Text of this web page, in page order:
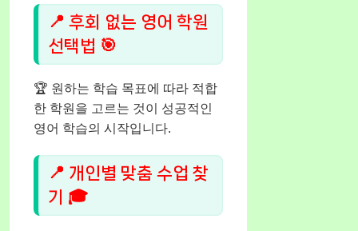
📍 후회 없는 영어 학원
선택법 🎯
🏆 원하는 학습 목표에 따라 적합
한 학원을 고르는 것이 성공적인
영어 학습의 시작입니다.
📍 개인별 맞춤 수업 찾
기 🎓